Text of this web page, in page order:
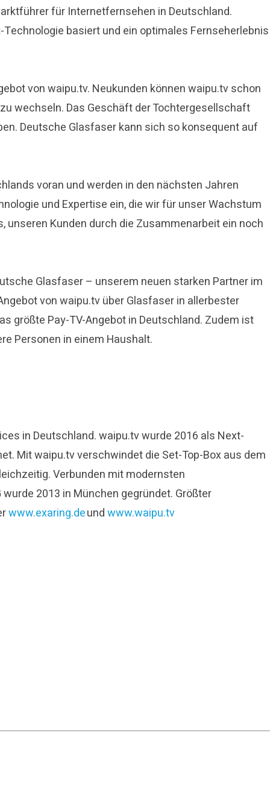
für Internetfernsehen in Deutschland.
basiert und ein optimales Fernseherlebnis
von waipu.tv. Neukunden können waipu.tv schon
wechseln. Das Geschäft der Tochtergesellschaft
Deutsche Glasfaser kann sich so konsequent auf
voran und werden in den nächsten Jahren
und Expertise ein, die wir für unser Wachstum
unseren Kunden durch die Zusammenarbeit ein noch
Glasfaser – unserem neuen starken Partner im
von waipu.tv über Glasfaser in allerbester
größte Pay-TV-Angebot in Deutschland. Zudem ist
Personen in einem Haushalt.
in Deutschland. waipu.tv wurde 2016 als Next-
Mit waipu.tv verschwindet die Set-Top-Box aus dem
Verbunden mit modernsten
2013 in München gegründet. Größter
www.exaring.deundwww.waipu.tv